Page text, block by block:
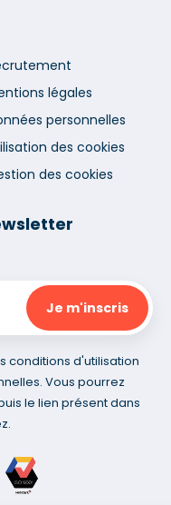
légales
personnelles
des cookies
des cookies
conditions d'utilisation
Vous pourrez
le lien présent dans